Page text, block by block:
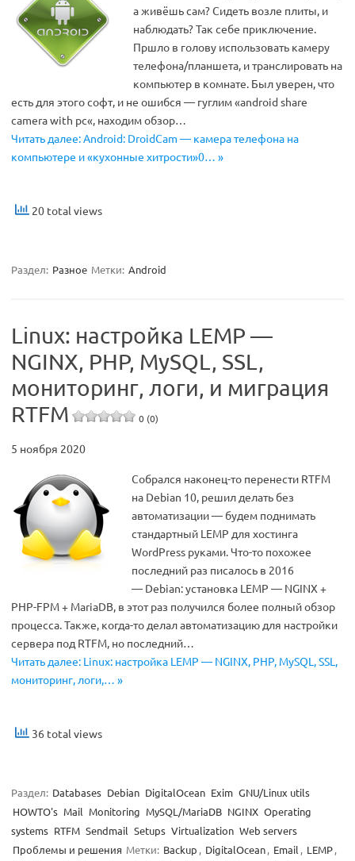
а живёшь сам? Сидеть возле плиты, и
наблюдать? Так себе приключение.
Пршло в голову использовать камеру
телефона/планшета, и транслировать на
компьютер в комнате. Был уверен, что
есть для этого софт, и не ошибся — гуглим «android share
camera with pc«, находим обзор…
Читать далее: Android: DroidCam — камера телефона на
компьютере и «кухонные хитрости»0… »
20 total views
Раздел: Разное Метки: Android
Linux: настройка LEMP —
NGINX, PHP, MySQL, SSL,
мониторинг, логи, и миграция
RTFM
0 (0)
5 ноября 2020
Собрался наконец-то перенести RTFM
на Debian 10, решил делать без
автоматизации — будем поднимать
стандартный LEMP для хостинга
WordPress руками. Что-то похожее
последний раз писалось в 2016
— Debian: установка LEMP — NGINX +
PHP-FPM + MariaDB, в этот раз получился более полный обзор
процесса. Также, когда-то делал автоматизацию для настройки
сервера под RTFM, но последний…
Читать далее: Linux: настройка LEMP — NGINX, PHP, MySQL, SSL,
мониторинг, логи,… »
36 total views
Раздел: Databases Debian DigitalOcean Exim GNU/Linux utils
HOWTO's Mail Monitoring MySQL/MariaDB NGINX Operating
systems RTFM Sendmail Setups Virtualization Web servers
Проблемы и решения Метки: Backup , DigitalOcean, Email, LEMP,